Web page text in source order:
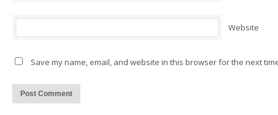
Website
Save my name, email, and website in this browser for the next